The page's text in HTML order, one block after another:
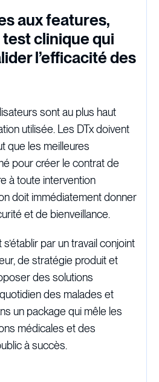
aux features,
test clinique qui
l’efficacité des
sont au plus haut
utilisée. Les DTx doivent
que les meilleures
pour créer le contrat de
à toute intervention
doit immédiatement donner
et de bienveillance.
par un travail conjoint
de stratégie produit et
des solutions
des malades et
un package qui mêle les
médicales et des
à succès.